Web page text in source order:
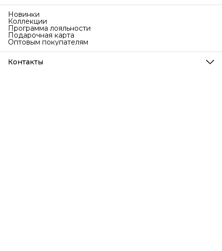
Новинки
Коллекции
Программа лояльности
Подарочная карта
Оптовым покупателям
Контакты